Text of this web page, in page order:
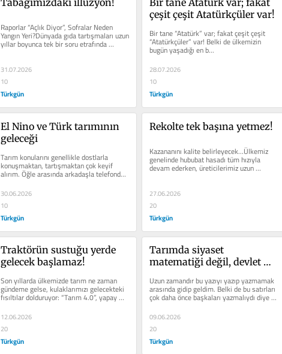
Raporlar “Açlık Diyor”, Sofralar Neden
Yangın Yeri?Dünyada gıda tartışmaları uzun
yıllar boyunca tek bir soru etrafında
yürütü...
31.07.2026
10
Türkgün
çeşit çeşit Atatürkçüler var!
Bir tane “Atatürk” var; fakat çeşit çeşit
“Atatürkçüler” var! Belki de ülkemizin
bugün yaşadığı en b...
28.07.2026
10
Türkgün
El Nino ve Türk tarımının
geleceği
Tarım konularını genellikle dostlarla
konuşmaktan, tartışmaktan çok keyif
alırım. Öğle arasında arkadaşla telefonda
bu konuyu uzun...
30.06.2026
10
Türkgün
Rekolte tek başına yetmez!
Kazananını kalite belirleyecek…Ülkemiz
genelinde hububat hasadı tüm hızıyla
devam ederken, üreticilerimiz uzun
yıllardır özlemini çektiği, son...
27.06.2026
20
Türkgün
Traktörün sustuğu yerde
gelecek başlamaz!
Son yıllarda ülkemizde tarım ne zaman
gündeme gelse, kulaklarımızı gelecekteki
fısıltılar dolduruyor: “Tarım 4.0”, yapay
12.06.2026
20
Türkgün
Tarımda siyaset
matematiği değil, devlet
Uzun zamandır bu yazıyı yazıp yazmamak
arasında gidip geldim. Belki de bu satırları
çok daha önce başkaları yazmalıydı diye
düşündüm....
09.06.2026
20
Türkgün